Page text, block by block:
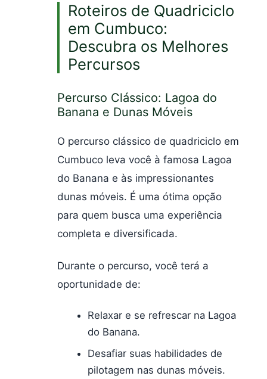
Roteiros de Quadriciclo
em Cumbuco:
Descubra os Melhores
Percursos
Percurso Clássico: Lagoa do
Banana e Dunas Móveis
O percurso clássico de quadriciclo em
Cumbuco leva você à famosa Lagoa
do Banana e às impressionantes
dunas móveis. É uma ótima opção
para quem busca uma experiência
completa e diversificada.
Durante o percurso, você terá a
oportunidade de:
Relaxar e se refrescar na Lagoa
do Banana.
Desafiar suas habilidades de
pilotagem nas dunas móveis.